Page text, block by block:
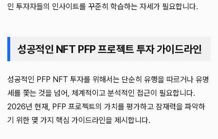
인 투자자들의 인사이트를 꾸준히 학습하는 자세가 필요합니다.
성공적인 NFT PFP 프로젝트 투자 가이드라인
성공적인 PFP NFT 투자를 위해서는 단순히 유행을 따르거나 유명
세를 쫓는 것을 넘어, 체계적이고 분석적인 접근이 필요합니다.
2026년 현재, PFP 프로젝트의 가치를 평가하고 잠재력을 파악하
기 위한 몇 가지 핵심 가이드라인을 제시합니다.